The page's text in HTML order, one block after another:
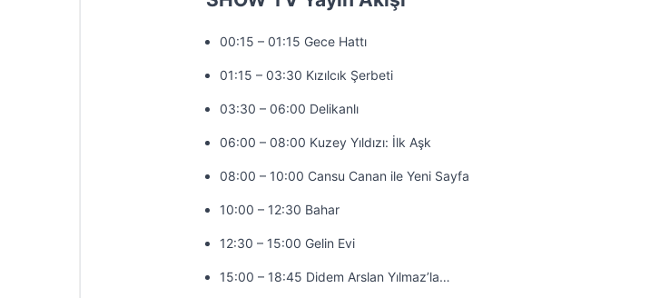
00:15 – 01:15 Gece Hattı
01:15 – 03:30 Kızılcık Şerbeti
03:30 – 06:00 Delikanlı
06:00 – 08:00 Kuzey Yıldızı: İlk Aşk
08:00 – 10:00 Cansu Canan ile Yeni Sayfa
10:00 – 12:30 Bahar
12:30 – 15:00 Gelin Evi
15:00 – 18:45 Didem Arslan Yılmaz’la…